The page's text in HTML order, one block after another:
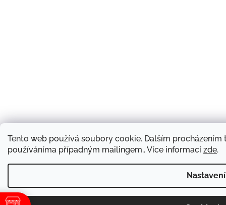
Tento web používá soubory cookie. Dalším
používáníma případným mailingem.. Více informací zde.
Nastavení